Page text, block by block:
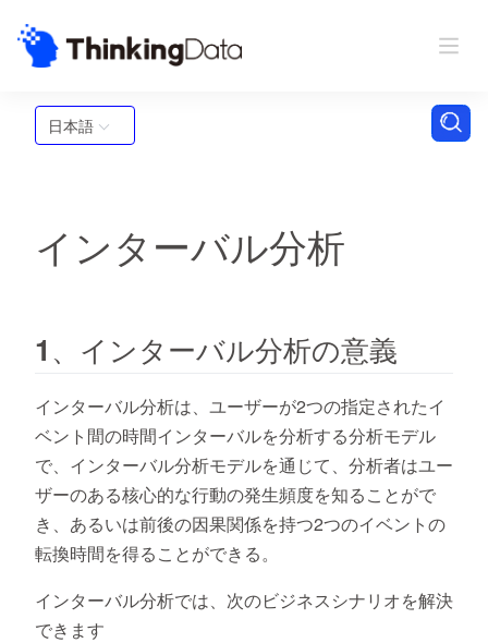
日本語
インターバル分析
1、インターバル分析の意義
インターバル分析は、ユーザーが2つの指定されたイ
ベント間の時間インターバルを分析する分析モデル
で、インターバル分析モデルを通じて、分析者はユー
ザーのある核心的な行動の発生頻度を知ることがで
き、あるいは前後の因果関係を持つ2つのイベントの
転換時間を得ることができる。
インターバル分析では、次のビジネスシナリオを解決
できます